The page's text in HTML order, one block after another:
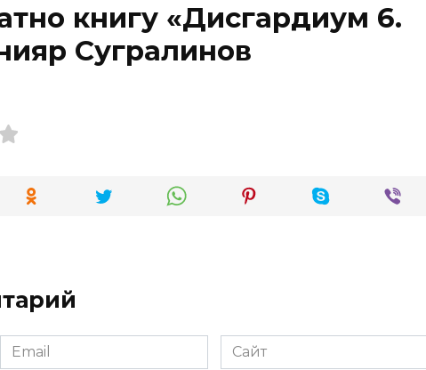
книгу «Дисгардиум 6.
Сугралинов
Email
*
Сайт